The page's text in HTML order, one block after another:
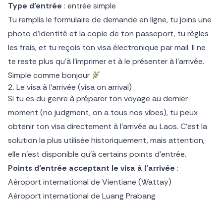
Type d’entrée : entrée simple
Tu remplis le formulaire de demande en ligne, tu joins une
photo d’identité et la copie de ton passeport, tu règles
les frais, et tu reçois ton visa électronique par mail. Il ne
te reste plus qu’à l’imprimer et à le présenter à l’arrivée.
Simple comme bonjour
2. Le visa à l’arrivée (visa on arrival)
Si tu es du genre à préparer ton voyage au dernier
moment (no judgment, on a tous nos vibes), tu peux
obtenir ton visa directement à l’arrivée au Laos. C’est la
solution la plus utilisée historiquement, mais attention,
elle n’est disponible qu’à certains points d’entrée.
Points d’entrée acceptant le visa à l’arrivée :
Aéroport international de Vientiane (Wattay)
Aéroport international de Luang Prabang